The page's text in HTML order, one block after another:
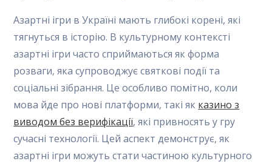
Азартні ігри в Україні мають глибокі корені, які
тягнуться в історію. В культурному контексті
азартні ігри часто сприймаються як форма
розваги, яка супроводжує святкові події та
соціальні зібрання. Це особливо помітно, коли
мова йде про нові платформи, такі як казино з
виводом без верифікації, які привносять у гру
сучасні технології. Цей аспект демонструє, як
азартні ігри можуть стати частиною культурного